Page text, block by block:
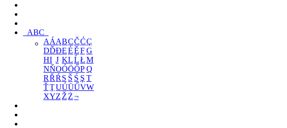
ABC
AÁĄBCČĆÇ
DĎĐEÉĚFG
HI J KLĹŁM
NŇOÓÖŐPQ
RŘŔ S Š Ś Ş T
ŤŢUÚÜŰVW
XYZ Ž Ż¬